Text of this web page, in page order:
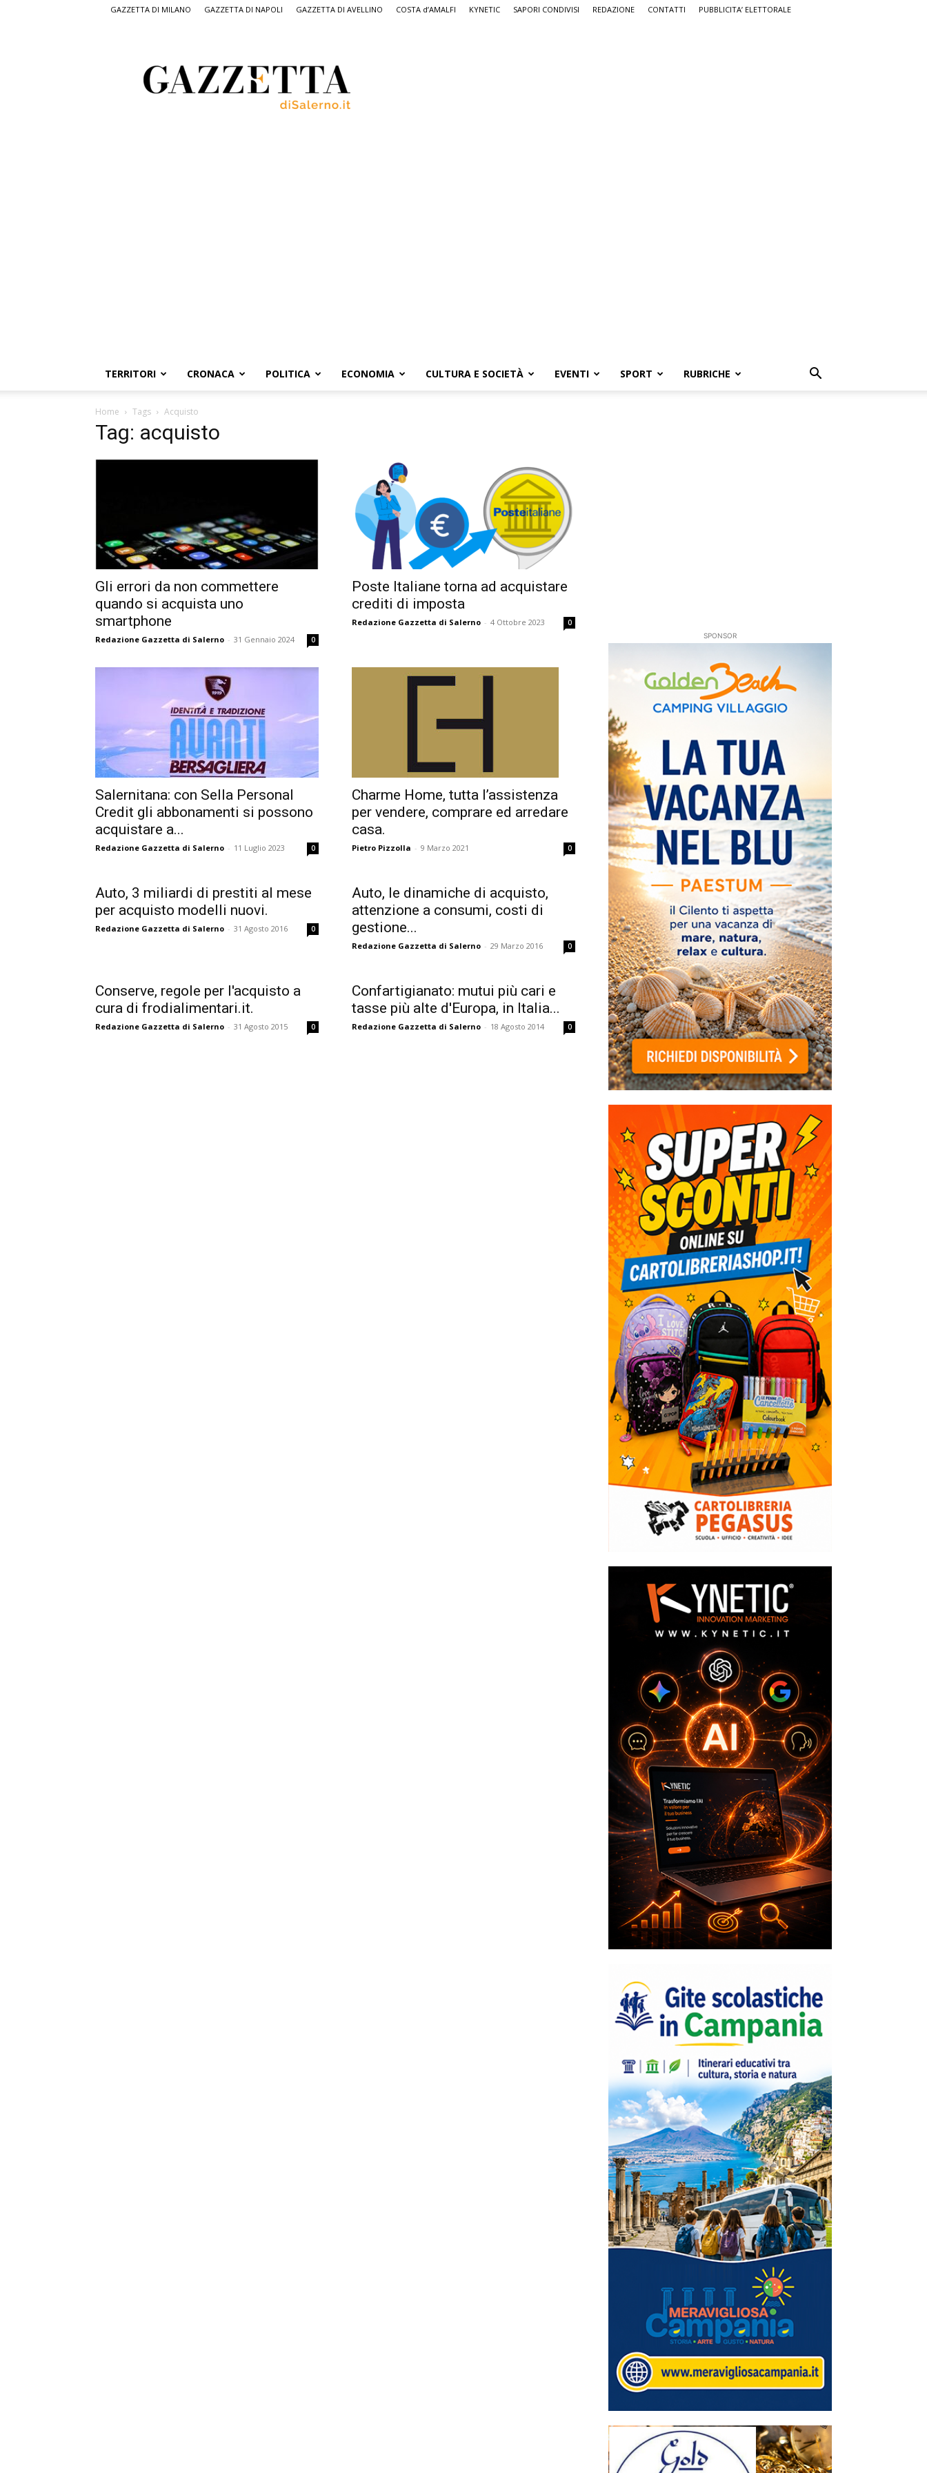
GAZZETTA DI MILANO GAZZETTA DI NAPOLI GAZZETTA DI AVELLINO COSTA d’AMALFI KYNETIC SAPORI CONDIVISI REDAZIONE CONTATTI PUBBLICITA’ ELETTORALE
Salerno,
il
quotidiano
TERRITORI CRONACA POLITICA ECONOMIA CULTURA E SOCIETÀ EVENTI SPORT RUBRICHE
Home Tags Acquisto
Tag: acquisto
Gli errori da non commettere
quando si acquista uno
smartphone
Redazione Gazzetta di Salerno - 31 Gennaio 2024 0
Poste Italiane torna ad acquistare
crediti di imposta
Redazione Gazzetta di Salerno - 4 Ottobre 2023 0
Salernitana: con Sella Personal
Credit gli abbonamenti si possono
acquistare a...
Redazione Gazzetta di Salerno - 11 Luglio 2023 0
Charme Home, tutta l’assistenza
per vendere, comprare ed arredare
casa.
Pietro Pizzolla - 9 Marzo 2021 0
Auto, 3 miliardi di prestiti al mese
per acquisto modelli nuovi.
Redazione Gazzetta di Salerno - 31 Agosto 2016 0
Auto, le dinamiche di acquisto,
attenzione a consumi, costi di
gestione...
Redazione Gazzetta di Salerno - 29 Marzo 2016 0
Conserve, regole per l'acquisto a
cura di frodialimentari.it.
Redazione Gazzetta di Salerno - 31 Agosto 2015 0
Confartigianato: mutui più cari e
tasse più alte d'Europa, in Italia...
Redazione Gazzetta di Salerno - 18 Agosto 2014 0
SPONSOR